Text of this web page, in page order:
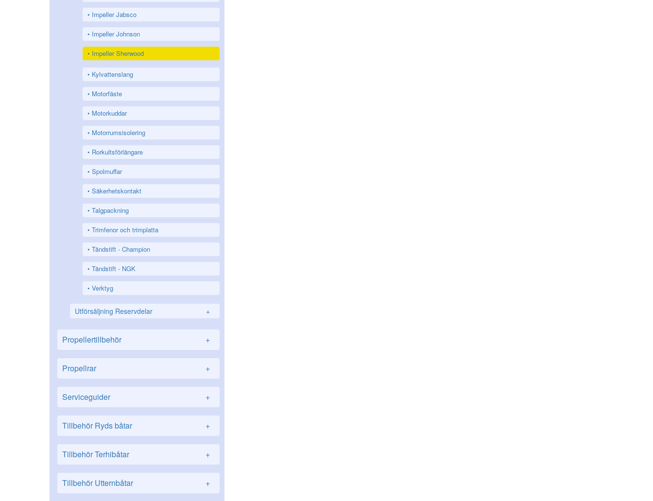
Impeller Jabsco
Impeller Johnson
Impeller Sherwood
Kylvattenslang
Motorfäste
Motorkuddar
Motorrumsisolering
Rorkultsförlängare
Spolmuffar
Säkerhetskontakt
Talgpackning
Trimfenor och trimplatta
Tändstift - Champion
Tändstift - NGK
Verktyg
Utförsäljning Reservdelar +
Propellertillbehör +
Propellrar +
Serviceguider +
Tillbehör Ryds båtar +
Tillbehör Terhibåtar +
Tillbehör Utternbåtar +